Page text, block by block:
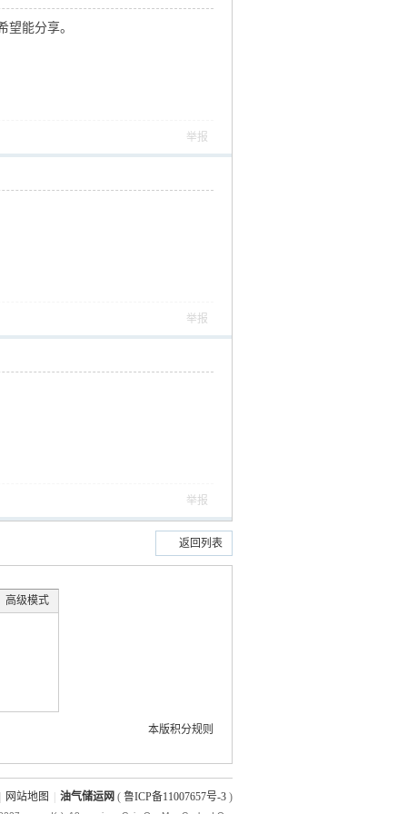
能分享。
举报
举报
举报
返回列表
高级模式
本版积分规则
网站地图 油气储运网 ( 鲁ICP备11007657号-3 )